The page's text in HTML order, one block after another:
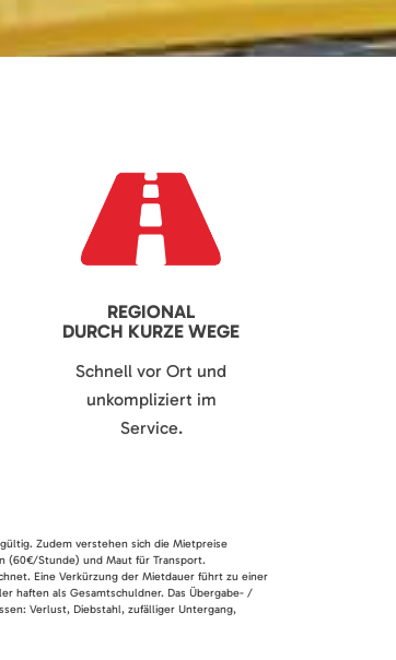
REGIONAL
DURCH KURZE WEGE
Schnell vor Ort und
unkompliziert im
Service.
Zudem verstehen sich die Mietpreise
(60€/Stunde) und Maut für Transport.
Eine Verkürzung der Mietdauer führt zu einer
haften als Gesamtschuldner. Das Übergabe- /
Verlust, Diebstahl, zufälliger Untergang,